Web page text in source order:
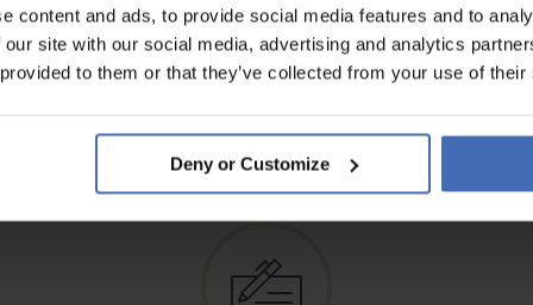
content and ads, to provide social media features and to
site with our social media, advertising and analytics
to them or that they’ve collected from your use of
Deny or Customize